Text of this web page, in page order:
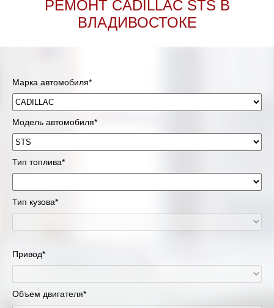
РЕМОНТ CADILLAC STS В
ВЛАДИВОСТОКЕ
Марка автомобиля*
Модель автомобиля*
Тип топлива*
Тип кузова*
Привод*
Объем двигателя*